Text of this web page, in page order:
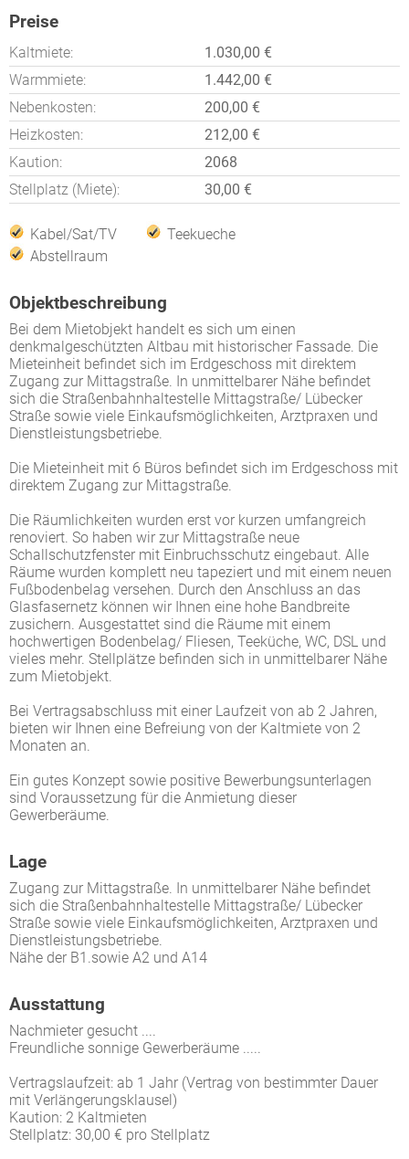
Preise
Kaltmiete:
1.030,00 €
Warmmiete:
1.442,00 €
Nebenkosten:
200,00 €
Heizkosten:
212,00 €
Kaution:
2068
Stellplatz (Miete):
30,00 €
Kabel/Sat/TV
Teekueche
Abstellraum
Objektbeschreibung
Bei dem Mietobjekt handelt es sich um einen
denkmalgeschützten Altbau mit historischer Fassade. Die
Mieteinheit befindet sich im Erdgeschoss mit direktem
Zugang zur Mittagstraße. In unmittelbarer Nähe befindet
sich die Straßenbahnhaltestelle Mittagstraße/ Lübecker
Straße sowie viele Einkaufsmöglichkeiten, Arztpraxen und
Dienstleistungsbetriebe.
Die Mieteinheit mit 6 Büros befindet sich im Erdgeschoss mit
direktem Zugang zur Mittagstraße.
Die Räumlichkeiten wurden erst vor kurzen umfangreich
renoviert. So haben wir zur Mittagstraße neue
Schallschutzfenster mit Einbruchsschutz eingebaut. Alle
Räume wurden komplett neu tapeziert und mit einem neuen
Fußbodenbelag versehen. Durch den Anschluss an das
Glasfasernetz können wir Ihnen eine hohe Bandbreite
zusichern. Ausgestattet sind die Räume mit einem
hochwertigen Bodenbelag/ Fliesen, Teeküche, WC, DSL und
vieles mehr. Stellplätze befinden sich in unmittelbarer Nähe
zum Mietobjekt.
Bei Vertragsabschluss mit einer Laufzeit von ab 2 Jahren,
bieten wir Ihnen eine Befreiung von der Kaltmiete von 2
Monaten an.
Ein gutes Konzept sowie positive Bewerbungsunterlagen
sind Voraussetzung für die Anmietung dieser
Gewerberäume.
Lage
Zugang zur Mittagstraße. In unmittelbarer Nähe befindet
sich die Straßenbahnhaltestelle Mittagstraße/ Lübecker
Straße sowie viele Einkaufsmöglichkeiten, Arztpraxen und
Dienstleistungsbetriebe.
Nähe der B1.sowie A2 und A14
Ausstattung
Nachmieter gesucht ....
Freundliche sonnige Gewerberäume .....
Vertragslaufzeit: ab 1 Jahr (Vertrag von bestimmter Dauer
mit Verlängerungsklausel)
Kaution: 2 Kaltmieten
Stellplatz: 30,00 € pro Stellplatz